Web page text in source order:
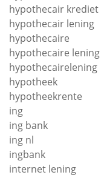
hypothecair krediet
hypothecair lening
hypothecaire
hypothecaire lening
hypothecairelening
hypotheek
hypotheekrente
ing
ing bank
ing nl
ingbank
internet lening